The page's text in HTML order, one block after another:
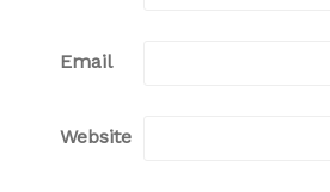
Email
Website